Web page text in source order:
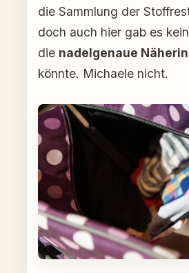
die Sammlung der
doch auch hier gab es
die nadelgenaue Näherin
könnte. Michaele nicht.